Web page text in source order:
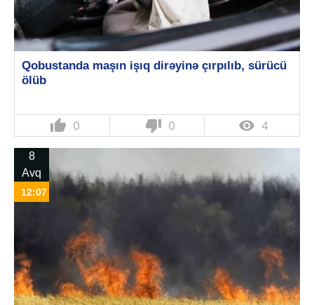
Qobustanda maşın işıq dirəyinə çırpılıb, sürücü
ölüb
thumb_up 0 thumb_down 0  4
8
Avq
12:07